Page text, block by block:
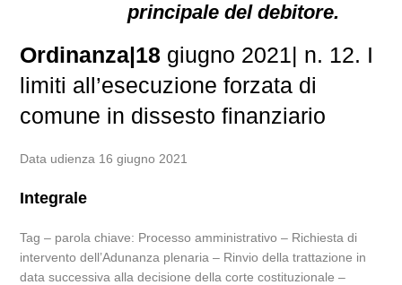
principale del debitore.
Ordinanza|18 giugno 2021| n. 12. I
limiti all’esecuzione forzata di
comune in dissesto finanziario
Data udienza 16 giugno 2021
Integrale
Tag – parola chiave: Processo amministrativo – Richiesta di
intervento dell’Adunanza plenaria – Rinvio della trattazione in
data successiva alla decisione della corte costituzionale –